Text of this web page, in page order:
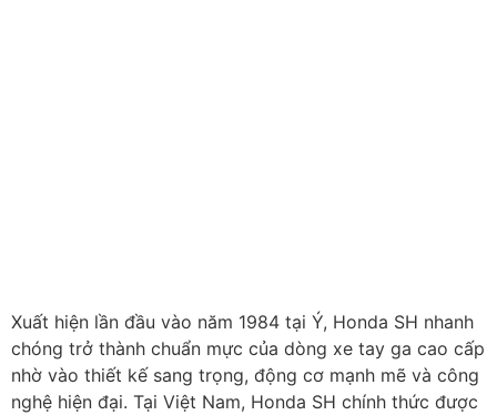
Xuất hiện lần đầu vào năm 1984 tại Ý, Honda SH nhanh
chóng trở thành chuẩn mực của dòng xe tay ga cao cấp
nhờ vào thiết kế sang trọng, động cơ mạnh mẽ và công
nghệ hiện đại. Tại Việt Nam, Honda SH chính thức được